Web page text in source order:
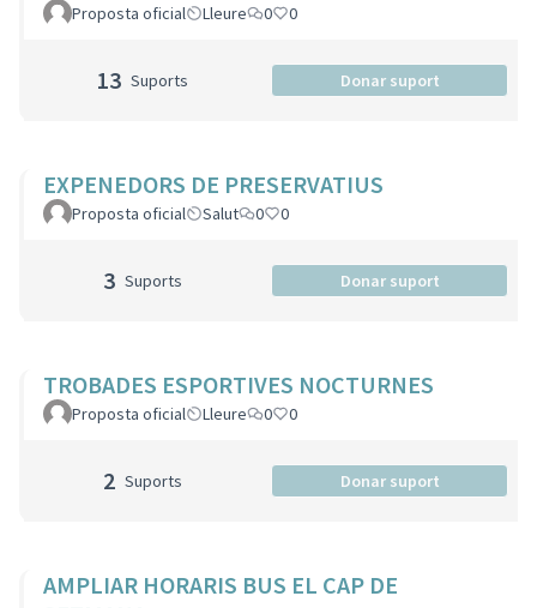
Proposta oficial Lleure 0 0
13 Suports Donar suport
EXPENEDORS DE PRESERVATIUS
Proposta oficial Salut 0 0
3 Suports Donar suport
TROBADES ESPORTIVES NOCTURNES
Proposta oficial Lleure 0 0
2 Suports Donar suport
AMPLIAR HORARIS BUS EL CAP DE